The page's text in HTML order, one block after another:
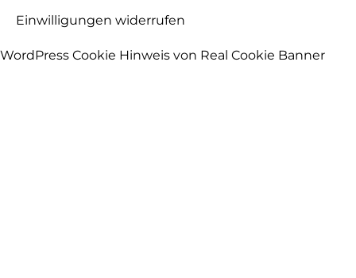
Einwilligungen widerrufen
WordPress Cookie Hinweis von Real Cookie Banner